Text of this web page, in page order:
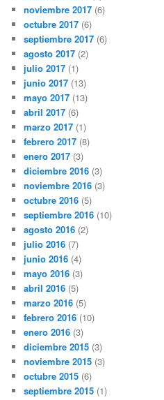
noviembre 2017 (6)
octubre 2017 (6)
septiembre 2017 (6)
agosto 2017 (2)
julio 2017 (1)
junio 2017 (13)
mayo 2017 (13)
abril 2017 (6)
marzo 2017 (1)
febrero 2017 (8)
enero 2017 (3)
diciembre 2016 (3)
noviembre 2016 (3)
octubre 2016 (5)
septiembre 2016 (10)
agosto 2016 (2)
julio 2016 (7)
junio 2016 (4)
mayo 2016 (3)
abril 2016 (5)
marzo 2016 (5)
febrero 2016 (10)
enero 2016 (3)
diciembre 2015 (3)
noviembre 2015 (3)
octubre 2015 (6)
septiembre 2015 (1)